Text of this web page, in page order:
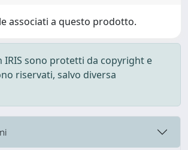
associati a questo prodotto.
IRIS sono protetti da copyright e
riservati, salvo diversa